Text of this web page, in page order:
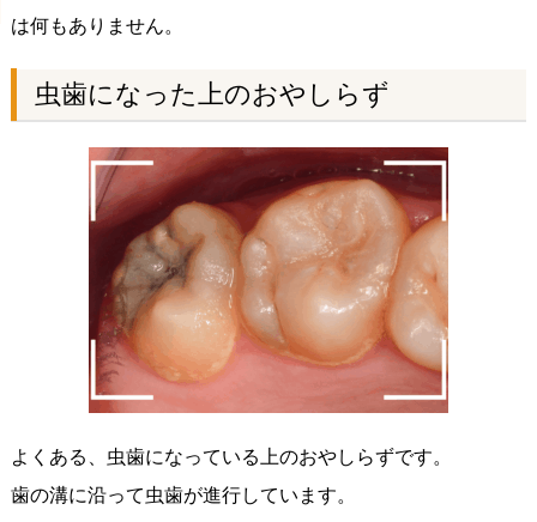
は何もありません。
虫歯になった上のおやしらず
よくある、虫歯になっている上のおやしらずです。
歯の溝に沿って虫歯が進行しています。